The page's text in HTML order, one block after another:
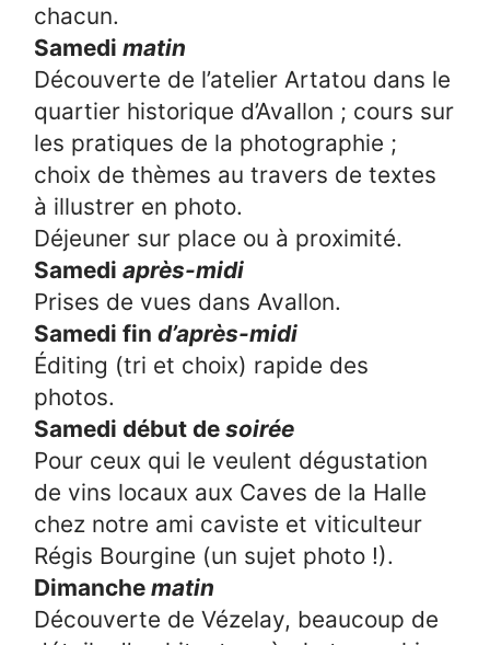
chacun.
Samedimatin
Découverte de l’atelier Artatou dans le
quartier historique d’Avallon ; cours sur
les pratiques de la photographie ;
choix de thèmes au travers de textes
à illustrer en photo.
Déjeuner sur place ou à proximité.
Samediaprès-midi
Prises de vues dans Avallon.
Samedi find’après-midi
Éditing (tri et choix) rapide des
photos.
Samedi début desoirée
Pour ceux qui le veulent dégustation
de vins locaux aux Caves de la Halle
chez notre ami caviste et viticulteur
Régis Bourgine (un sujet photo !).
Dimanchematin
Découverte de Vézelay, beaucoup de